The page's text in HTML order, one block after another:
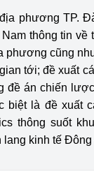
phương TP.
thông tin về
phương cũng
tới; đề xuất
đề án chiến
biệt là đề xuất
thông suốt
lang kinh tế Đông